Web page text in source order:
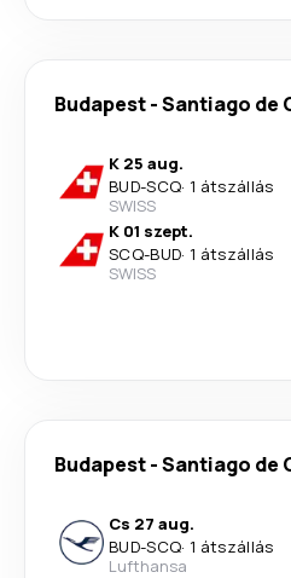
Budapest-Santiago de
K 25 aug.
BUD-SCQ· 1 átszállás
SWISS
K 01 szept.
SCQ-BUD· 1 átszállás
SWISS
Budapest-Santiago de
Cs 27 aug.
BUD-SCQ· 1 átszállás
Lufthansa